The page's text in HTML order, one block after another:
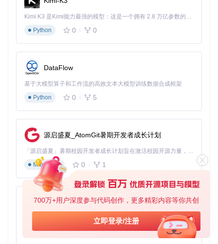
700万+用户深度参与代码创作，更多精彩内容等你共创
立即登录/注册
[project]：项目基本信息与技术栈声明
[agent]：AI行为约束与响应模式设置
常见配置误区解析
错误配置
未指定文件
添加exclude: ["node_
减少40%无关
格模式
e
率
静态定义依
赖版本
o"动态适配
兼容问题
配置模板选择决策树
根据项目特征选择适配模板：
项目规模 ：
小型项目 → 基础模板（AGENTS.md）
中大型项目 → 模块化模板（templates/advanced/
Kimi K3 是Kimi能力最强的模型：这是一个拥有 2.8 万亿参数的混合专家（MoE）模型，具备原生视觉理解能力，并支持 100 万 token 的上下文窗口。
Python
0 0
DataFlow
基于大模型算子和工作流的高效文本大模型训练数据合成框架
Python
0 5
源启盛夏_AtomGit暑期开发者成长计划
「源启盛夏」暑期校园开发者成长计划旨在激活校园开源力量，通过积分激励、认证扶持、资源倾斜等形式，引导高校组织和开发者完成「入驻 — 建项目 — 做贡献 — 获认证 — 得资源」的完整闭环。无论你是想带领社团入驻平台的组织者，还是希望用代码贡献证明自己的开发者，都能在这里找到属于你的成长路径。
Markdown
0 1
py-xiaozhi
基于Python的Xiaozhi AI，适用于想要完整Xiaozhi体验而无需拥有专用硬件的用户。
Python
0 1